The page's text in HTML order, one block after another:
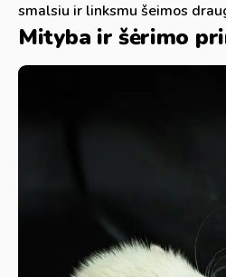
smalsiu ir linksmu šeimos
Mityba ir šėrimo